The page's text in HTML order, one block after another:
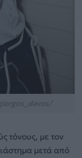
τόνους, με τον
μετά από